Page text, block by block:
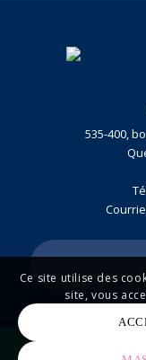
535-400,
Ce site utilise des
site, vous